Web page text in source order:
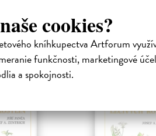
cookies?
kníhkupectva Artforum
funkčnosti, marketingové
a spokojnosti.
s